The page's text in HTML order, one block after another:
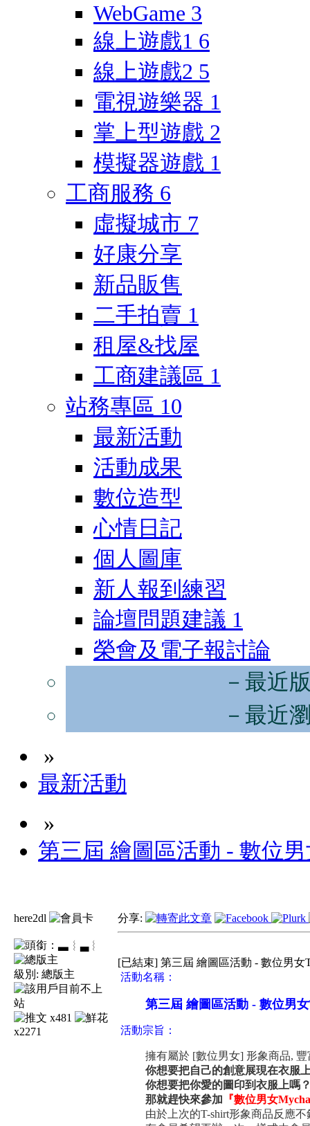
WebGame 3
線上遊戲1 6
線上遊戲2 5
電視遊樂器 1
掌上型遊戲 2
模擬器遊戲 1
工商服務 6
虛擬城市 7
好康分享
新品販售
二手拍賣 1
租屋&找屋
工商建議區 1
站務專區 10
最新活動
活動成果
數位造型
心情日記
個人圖庫
新人報到練習
論壇問題建議 1
榮會及電子報討論
－最近
－最近
»
最新活動
»
第三屆 繪圖區活動 - 數位
here2dl
▃︴
級別: 總版主
x481
x2271
分享:
[已結束] 第三屆 繪圖區活動 - 數位男
活動名稱：
第三屆 繪圖區活動 - 數位男
活動宗旨：
擁有屬於 [數位男女] 形象商品,
你想要把自己的創意展現在衣服
你想要把你愛的圖印到衣服上嗎
那就趕快來參加 『數位男女
由於上次的T-shirt形象商品反應不